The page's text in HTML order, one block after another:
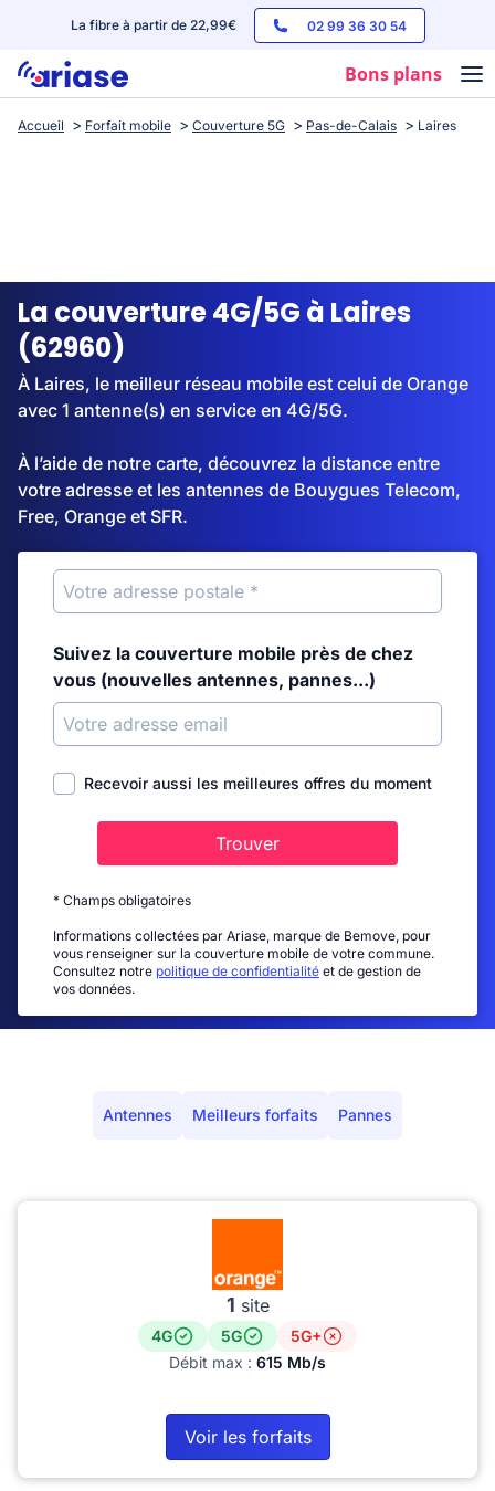
La fibre à partir de 22,99€ 02 99 36 30 54
Bons plans
Box internet
Streaming
Accueil Forfait mobile Couverture 5G Pas-de-Calais Laires
La couverture 4G/5G à Laires
(62960)
À Laires, le meilleur réseau mobile est celui de Orange
avec 1 antenne(s) en service en 4G/5G.
À l’aide de notre carte, découvrez la distance entre
votre adresse et les antennes de Bouygues Telecom,
Free, Orange et SFR.
Suivez la couverture mobile près de chez
vous (nouvelles antennes, pannes...)
Recevoir aussi les meilleures offres du moment
Trouver
* Champs obligatoires
Informations collectées par Ariase, marque de Bemove, pour
vous renseigner sur la couverture mobile de votre commune.
Consultez notre politique de confidentialité et de gestion de
vos données.
Antennes Meilleurs forfaits Pannes
1 site
4G 5G
5G+
Débit max : 615 Mb/s
Voir les forfaits